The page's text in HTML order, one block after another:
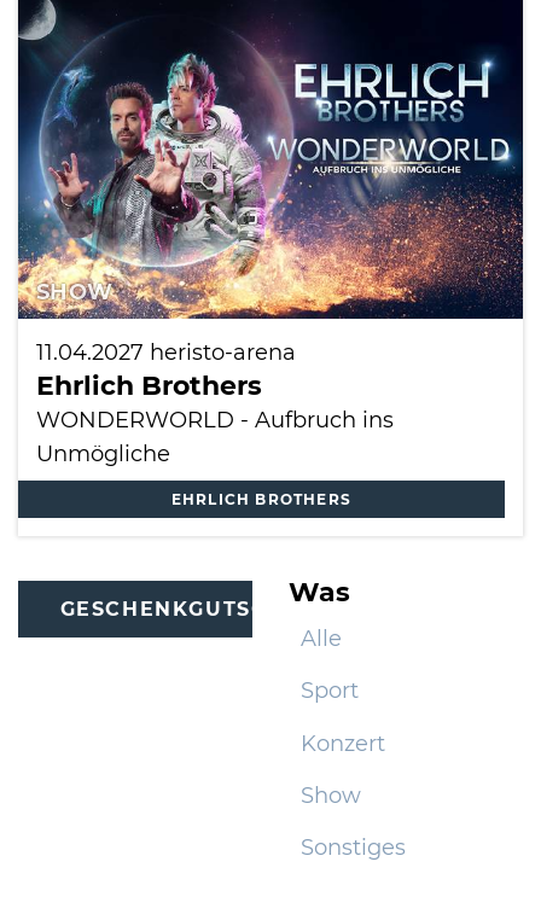
SHOW
11.04.2027 heristo-arena
Ehrlich Brothers
WONDERWORLD - Aufbruch ins
Unmögliche
EHRLICH BROTHERS
GESCHENKGUTSCHEINE
Was
Alle
Sport
Konzert
Show
Sonstiges